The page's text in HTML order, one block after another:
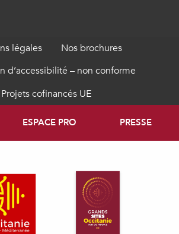
légales
Nos brochures
d’accessibilité – non conforme
Projets cofinancés UE
ESPACE PRO PRESSE